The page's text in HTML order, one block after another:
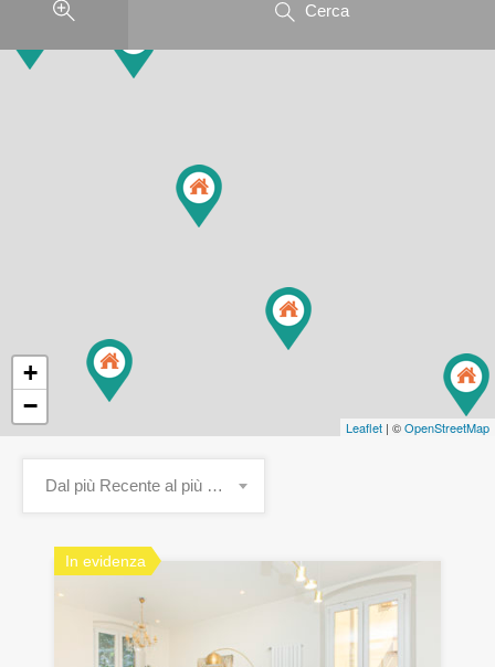
Cerca
+
−
Leaflet | ©OpenStreetMap
Dal più Recente al più Vecchio
In evidenza